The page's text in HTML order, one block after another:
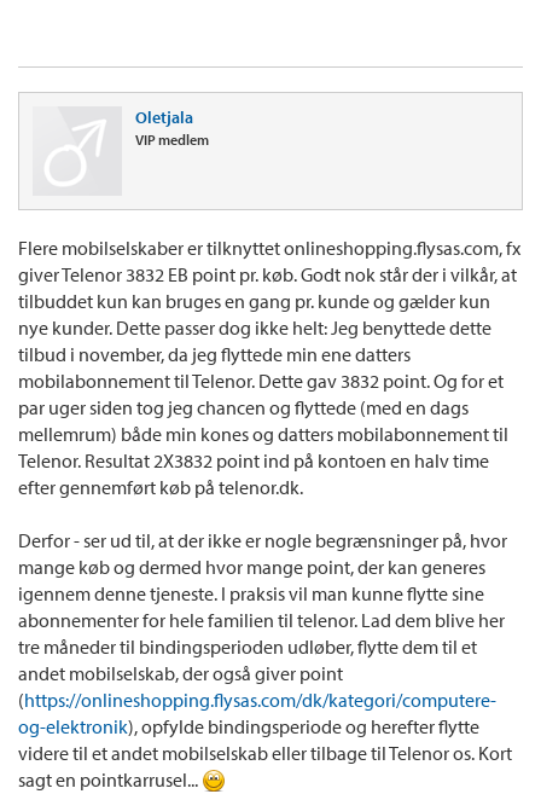
Oletjala
VIP medlem
Flere mobilselskaber er tilknyttet onlineshopping.flysas.com, fx
giver Telenor 3832 EB point pr. køb. Godt nok står der i vilkår, at
tilbuddet kun kan bruges en gang pr. kunde og gælder kun
nye kunder. Dette passer dog ikke helt: Jeg benyttede dette
tilbud i november, da jeg flyttede min ene datters
mobilabonnement til Telenor. Dette gav 3832 point. Og for et
par uger siden tog jeg chancen og flyttede (med en dags
mellemrum) både min kones og datters mobilabonnement til
Telenor. Resultat 2X3832 point ind på kontoen en halv time
efter gennemført køb på telenor.dk.
Derfor - ser ud til, at der ikke er nogle begrænsninger på, hvor
mange køb og dermed hvor mange point, der kan generes
igennem denne tjeneste. I praksis vil man kunne flytte sine
abonnementer for hele familien til telenor. Lad dem blive her
tre måneder til bindingsperioden udløber, flytte dem til et
andet mobilselskab, der også giver point
(https://onlineshopping.flysas.com/dk/kategori/computere-
og-elektronik), opfylde bindingsperiode og herefter flytte
videre til et andet mobilselskab eller tilbage til Telenor os. Kort
sagt en pointkarrusel...